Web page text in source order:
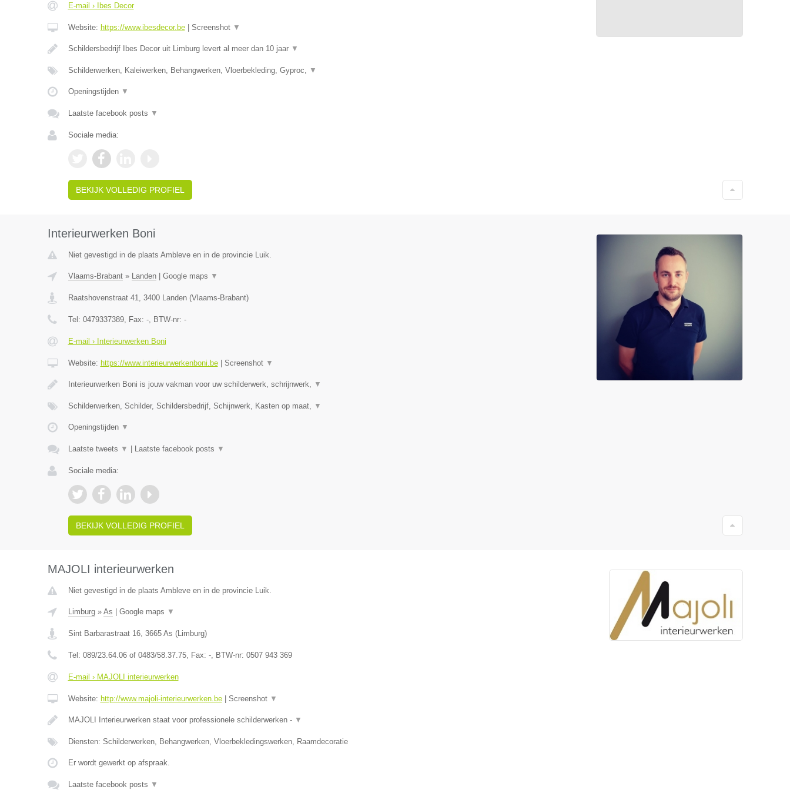
E-mail › Ibes Decor
Website: https://www.ibesdecor.be| Screenshot ▼
Schildersbedrijf Ibes Decor uit Limburg levert al meer dan 10 jaar ▼
Schilderwerken, Kaleiwerken, Behangwerken, Vloerbekleding, Gyproc, ▼
Openingstijden ▼
Laatste facebook posts ▼
Sociale media:
BEKIJK VOLLEDIG PROFIEL
Interieurwerken Boni
Niet gevestigd in de plaats Ambleve en in de provincie Luik.
Vlaams-Brabant» Landen| Google maps ▼
Raatshovenstraat 41, 3400 Landen(Vlaams-Brabant)
Tel: 0479337389, Fax: -, BTW-nr: -
E-mail › Interieurwerken Boni
Website: https://www.interieurwerkenboni.be| Screenshot ▼
Interieurwerken Boni is jouw vakman voor uw schilderwerk, schrijnwerk, ▼
Schilderwerken, Schilder, Schildersbedrijf, Schijnwerk, Kasten op maat, ▼
Openingstijden ▼
Laatste tweets ▼ Laatste facebook posts ▼
Sociale media:
BEKIJK VOLLEDIG PROFIEL
MAJOLI interieurwerken
Niet gevestigd in de plaats Ambleve en in de provincie Luik.
Limburg» As Google maps ▼
Sint Barbarastraat 16, 3665 As (Limburg)
Tel: 089/23.64.06 of 0483/58.37.75, Fax: -, BTW-nr: 0507 943 369
E-mail › MAJOLI interieurwerken
Website: http://www.majoli-interieurwerken.be| Screenshot ▼
MAJOLI Interieurwerken staat voor professionele schilderwerken - ▼
Diensten: Schilderwerken, Behangwerken, Vloerbekledingswerken, Raamdecoratie
Er wordt gewerkt op afspraak.
Laatste facebook posts ▼